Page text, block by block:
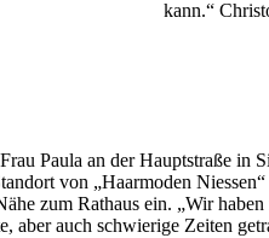
kann.“
Paula an der Hauptstraße in
von „Haarmoden
zum Rathaus ein. „Wir
aber auch schwierige Zeiten